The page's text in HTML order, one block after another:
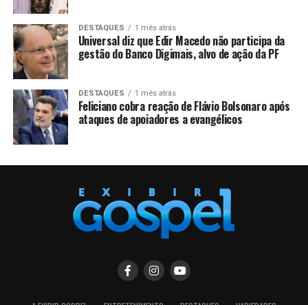
DESTAQUES 1 mês atrás
Universal diz que Edir Macedo não participa da
gestão do Banco Digimais, alvo de ação da PF
DESTAQUES 1 mês atrás
Feliciano cobra reação de Flávio Bolsonaro após
ataques de apoiadores a evangélicos